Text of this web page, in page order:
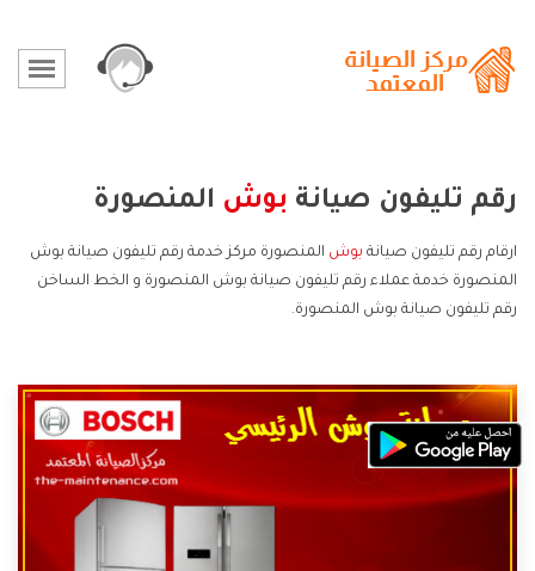
رقم تليفون صيانة بوش المنصورة
ارقام رقم تليفون صيانة بوش المنصورة مركز خدمة رقم تليفون صيانة بوش
المنصورة خدمة عملاء رقم تليفون صيانة بوش المنصورة و الخط الساخن
رقم تليفون صيانة بوش المنصورة.